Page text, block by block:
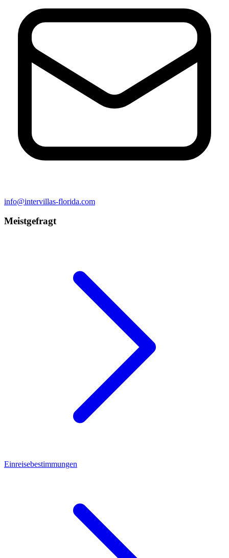
info@intervillas-florida.com
Meistgefragt
Einreisebestimmungen